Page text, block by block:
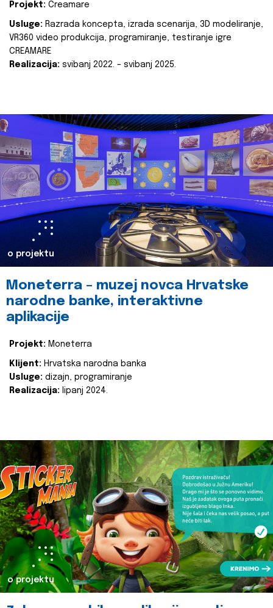
Projekt: Creamare
Usluge: Razrada koncepta, izrada scenarija, 3D modeliranje,
VR360 video produkcija, programiranje, testiranje igre
CREAMARE
Realizacija: svibanj 2022. – svibanj 2025.
o projektu
Moneterra – muzej novca Hrvatske
narodne banke, interaktivne
aplikacije
Projekt: Moneterra
Klijent: Hrvatska narodna banka
Usluge: dizajn, programiranje
Realizacija: lipanj 2024.
o projektu